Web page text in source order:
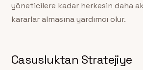
yöneticilere kadar herkesin daha
kararlar almasına yardımcı olur.
Casusluktan Stratejiye